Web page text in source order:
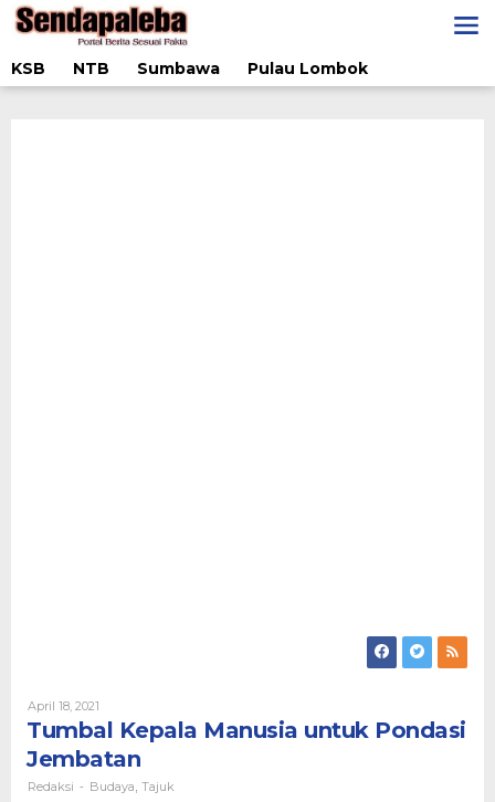
Lewati
ke
KSB
NTB Sumbawa Pulau Lombok
April 18, 2021
Redaksi
Tumbal Kepala Manusia untuk Pondasi
Jembatan
Redaksi - Budaya Tajuk